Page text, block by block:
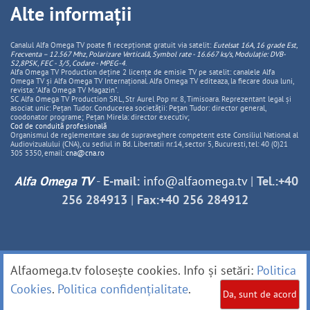
Alte informații
Canalul Alfa Omega TV poate fi recepționat gratuit via satelit: Eutelsat 16A, 16 grade Est,
Frecventa – 12.567 Mhz, PolarizareVerticală, Symbol rate - 16.667 ks/s, Modulație: DVB-
S2,8PSK, FEC - 3/5, Codare - MPEG-4.
Alfa Omega TV Production deține 2 licențe de emisie TV pe satelit: canalele Alfa
Omega TV și Alfa Omega TV Internațional. Alfa Omega TV editeaza, la fiecare doua luni,
revista: "Alfa Omega TV Magazin".
SC Alfa Omega TV Production SRL, Str Aurel Pop nr. 8, Timisoara. Reprezentant legal și
asociat unic: Pețan Tudor. Conducerea societății: Pețan Tudor: director general,
coodonator programe; Pețan Mirela: director executiv;
Cod de conduită profesională
Organismul de reglementare sau de supraveghere competent este Consiliul National al
Audiovizualului (CNA), cu sediul in Bd. Libertatii nr.14, sector 5, Bucuresti, tel: 40 (0)21
305 5350, email: cna@cna.ro
Alfa Omega TV- E-mail: info@alfaomega.tv| Tel.:+40
256 284913 | Fax:+40 256 284912
Alfaomega.tv folosește cookies. Info și setări: Politica
Cookies. Politica confidențialitate. Da, sunt de acord